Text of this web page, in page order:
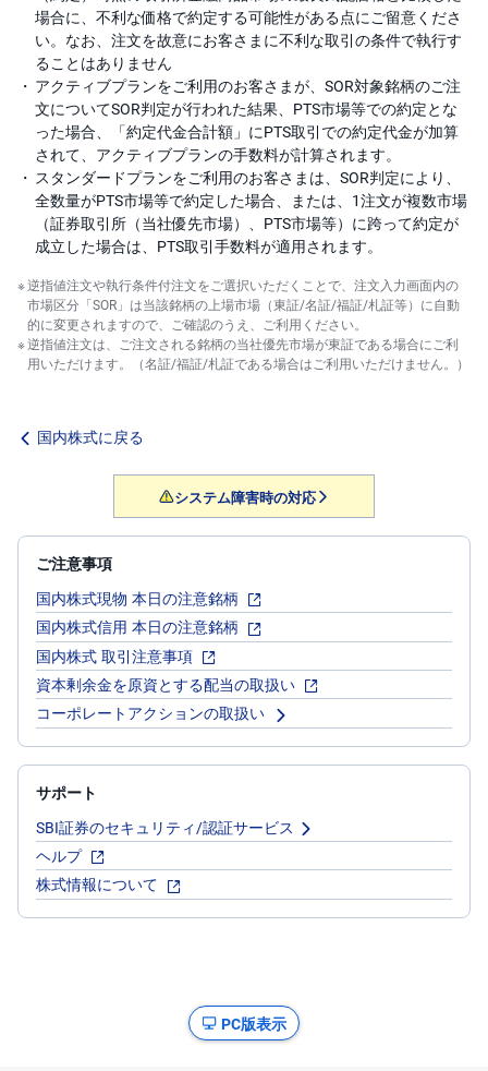
場合に、不利な価格で約定する可能性がある点にご留意くださ
い。なお、注文を故意にお客さまに不利な取引の条件で執行す
ることはありません
アクティブプランをご利用のお客さまが、SOR対象銘柄のご注
文についてSOR判定が行われた結果、PTS市場等での約定とな
った場合、「約定代金合計額」にPTS取引での約定代金が加算
されて、アクティブプランの手数料が計算されます。
スタンダードプランをご利用のお客さまは、SOR判定により、
全数量がPTS市場等で約定した場合、または、1注文が複数市場
（証券取引所（当社優先市場）、PTS市場等）に跨って約定が
成立した場合は、PTS取引手数料が適用されます。
逆指値注文や執行条件付注文をご選択いただくことで、注文入力画面内の
市場区分「SOR」は当該銘柄の上場市場（東証/名証/福証/札証等）に自動
的に変更されますので、ご確認のうえ、ご利用ください。
逆指値注文は、ご注文される銘柄の当社優先市場が東証である場合にご利
用いただけます。（名証/福証/札証である場合はご利用いただけません。）
国内株式に戻る
システム障害時の対応
ご注意事項
国内株式現物 本日の注意銘柄
国内株式信用 本日の注意銘柄
国内株式 取引注意事項
資本剰余金を原資とする配当の取扱い
コーポレートアクションの取扱い
サポート
SBI証券のセキュリティ/認証サービス
ヘルプ
株式情報について
PC版表示